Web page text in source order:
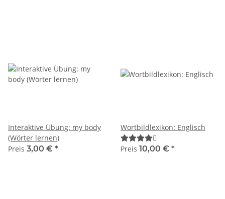
Interaktive Übung: my body
(Wörter lernen)
Preis 3,00 € *
Wortbildlexikon: Englisch
Preis 10,00 € *